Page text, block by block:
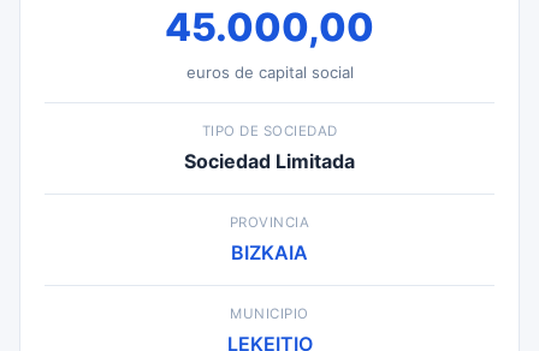
45.000,00
euros de capital social
TIPO DE SOCIEDAD
Sociedad Limitada
PROVINCIA
BIZKAIA
MUNICIPIO
LEKEITIO